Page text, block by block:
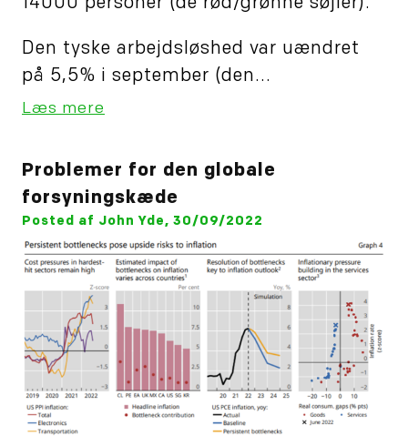
Den tyske arbejdsløshed var uændret
på 5,5% i september (den...
Læs mere
Problemer for den globale
forsyningskæde
Posted af John Yde, 30/09/2022